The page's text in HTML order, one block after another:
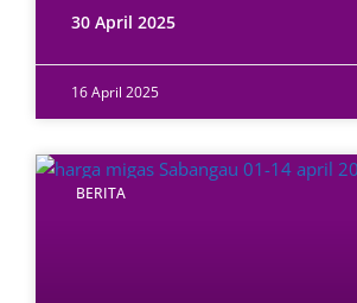
30 April 2025
16 April 2025
BERITA